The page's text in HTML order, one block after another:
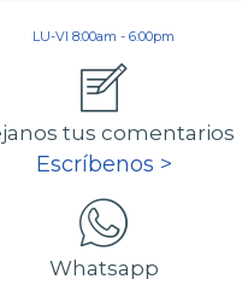
LU-VI 8:00am - 6:00pm
tus comentarios
Escríbenos >
Whatsapp